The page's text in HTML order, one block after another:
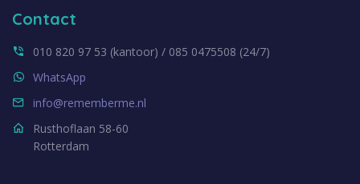
Contact
010 820 97 53 (kantoor) / 085 0475508 (24/7)
WhatsApp
info@rememberme.nl
Rusthoflaan 58-60
Rotterdam